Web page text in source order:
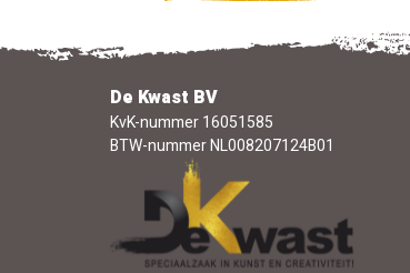
De Kwast BV
KvK-nummer 16051585
BTW-nummer NL008207124B01